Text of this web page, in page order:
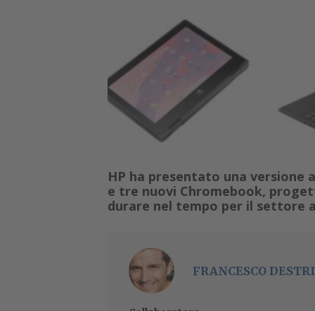
HP ha presentato una versione
e tre nuovi Chromebook,
durare nel tempo per il settore
FRANCESCO DESTRI